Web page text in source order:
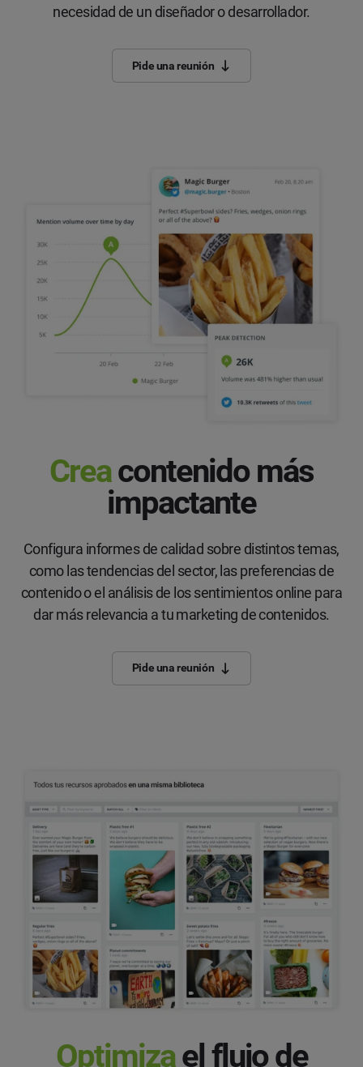
necesidad de un diseñador o desarrollador.
Pide una reunión
Creacontenido más
impactante
Configura informes de calidad sobre distintos temas,
como las tendencias del sector, las preferencias de
contenido o el análisis de los sentimientos online para
dar más relevancia a tu marketing de contenidos.
Pide una reunión
Optimizael flujo de